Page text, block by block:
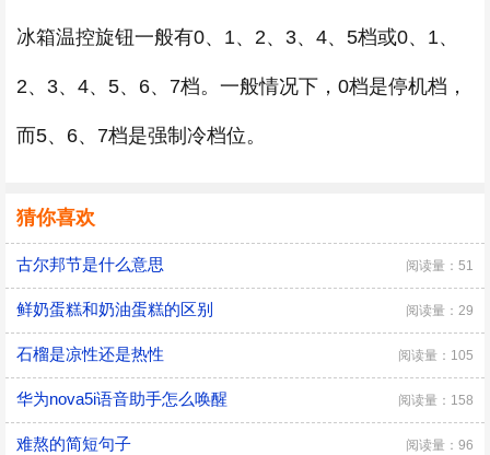
冰箱温控旋钮一般有0、1、2、3、4、5档或0、1、
2、3、4、5、6、7档。一般情况下，0档是停机档，
而5、6、7档是强制冷档位。
猜你喜欢
古尔邦节是什么意思 阅读量：51
鲜奶蛋糕和奶油蛋糕的区别 阅读量：29
石榴是凉性还是热性 阅读量：105
华为nova5i语音助手怎么唤醒 阅读量：158
难熬的简短句子 阅读量：96